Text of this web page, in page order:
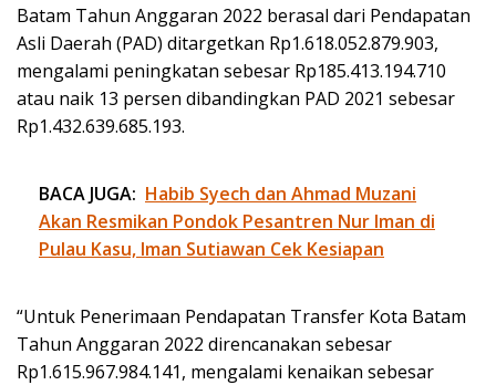
Batam Tahun Anggaran 2022 berasal dari Pendapatan
Asli Daerah (PAD) ditargetkan Rp1.618.052.879.903,
mengalami peningkatan sebesar Rp185.413.194.710
atau naik 13 persen dibandingkan PAD 2021 sebesar
Rp1.432.639.685.193.
BACA JUGA: Habib Syech dan Ahmad Muzani
Akan Resmikan Pondok Pesantren Nur Iman di
Pulau Kasu, Iman Sutiawan Cek Kesiapan
“Untuk Penerimaan Pendapatan Transfer Kota Batam
Tahun Anggaran 2022 direncanakan sebesar
Rp1.615.967.984.141, mengalami kenaikan sebesar